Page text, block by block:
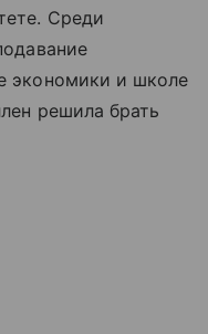
Среди
экономики и школе
решила брать